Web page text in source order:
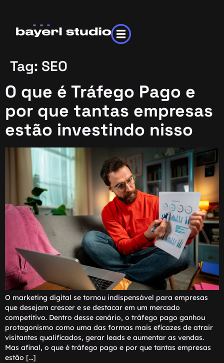
Tag: SEO
O que é Tráfego Pago e
por que tantas empresas
estão investindo nisso
O marketing digital se tornou indispensável para empresas
que desejam crescer e se destacar em um mercado
competitivo. Dentro desse cenário, o tráfego pago ganhou
protagonismo como uma das formas mais eficazes de atrair
visitantes qualificados, gerar leads e aumentar as vendas.
Mas afinal, o que é tráfego pago e por que tantas empresas
estão […]